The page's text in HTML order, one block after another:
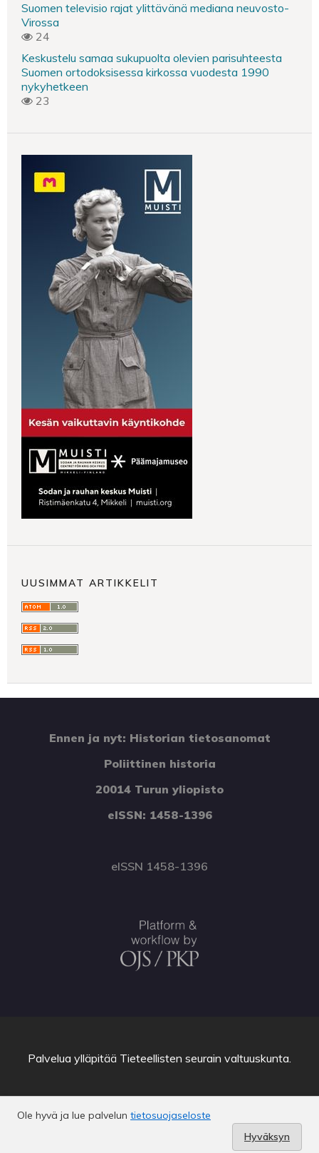
Suomen televisio rajat ylittävänä mediana neuvosto-
Virossa
24
Keskustelu samaa sukupuolta olevien parisuhteesta
Suomen ortodoksisessa kirkossa vuodesta 1990
nykyhetkeen
23
UUSIMMAT ARTIKKELIT
Ennen ja nyt: Historian tietosanomat
Poliittinen historia
20014 Turun yliopisto
eISSN: 1458-1396
eISSN 1458-1396
Ole hyvä ja lue palvelun tietosuojaseloste
Hyväksyn
Palvelua ylläpitää Tieteellisten seurain valtuuskunta.